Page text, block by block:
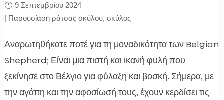
9 Σεπτεμβρίου 2024
| Παρουσίαση ράτσας σκύλου, σκύλος
Αναρωτηθήκατε ποτέ για τη μοναδικότητα των Belgian
Shepherd; Είναι μια πιστή και ικανή φυλή που
ξεκίνησε στο Βέλγιο για φύλαξη και βοσκή. Σήμερα, με
την αγάπη και την αφοσίωσή τους, έχουν κερδίσει τις